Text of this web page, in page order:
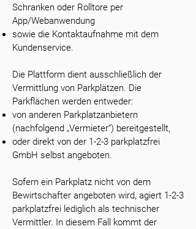
Schranken oder Rolltore per
App/Webanwendung
sowie die Kontaktaufnahme mit dem
Kundenservice.
Die Plattform dient ausschließlich der
Vermittlung von Parkplätzen. Die
Parkflächen werden entweder:
von anderen Parkplatzanbietern
(nachfolgend „Vermieter“) bereitgestellt,
oder direkt von der 1-2-3 parkplatzfrei
GmbH selbst angeboten.
Sofern ein Parkplatz nicht von dem
Bewirtschafter angeboten wird, agiert 1-2-3
parkplatzfrei lediglich als technischer
Vermittler. In diesem Fall kommt der